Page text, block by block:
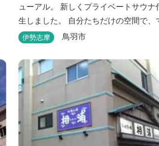
ューアル。 新しくプライベートサウナ
生しました。 自分たちだけの空間で、
ととのうことができるプライベートサ
サウナでととのう至福のひとときを。
伊勢志摩 鳥羽市